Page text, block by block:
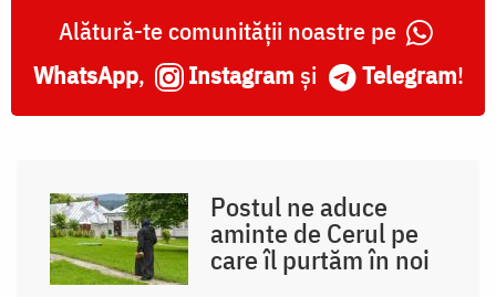
Alătură-te comunității noastre pe
WhatsApp, Instagram și Telegram!
Postul ne aduce
aminte de Cerul pe
care îl purtăm în noi